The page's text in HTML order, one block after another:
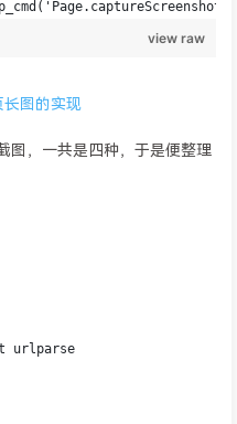
长图的实现
图，一共是四种，于是便整理